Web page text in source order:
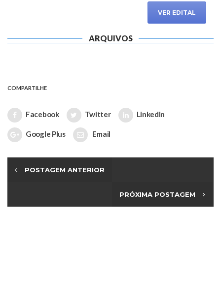
VER EDITAL
ARQUIVOS
COMPARTILHE
Facebook Twitter LinkedIn
Google Plus Email
POSTAGEM ANTERIOR
PRÓXIMA POSTAGEM